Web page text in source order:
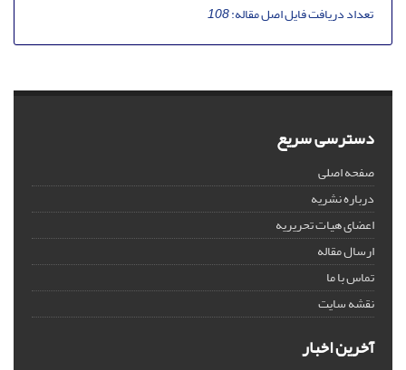
تعداد دریافت فایل اصل مقاله:108
دسترسی سریع
صفحه اصلی
درباره نشریه
اعضای هیات تحریریه
ارسال مقاله
تماس با ما
نقشه سایت
آخرین اخبار